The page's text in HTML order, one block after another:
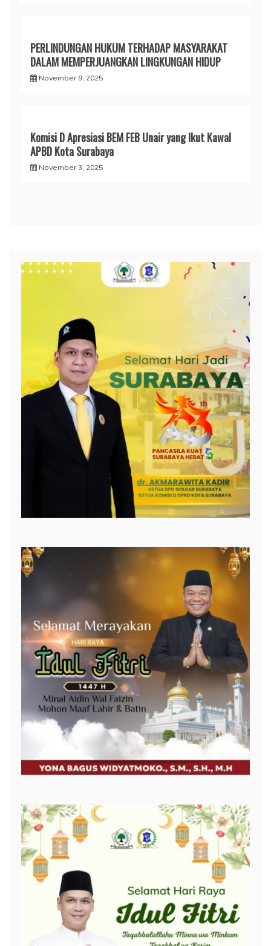
PERLINDUNGAN HUKUM TERHADAP MASYARAKAT
DALAM MEMPERJUANGKAN LINGKUNGAN HIDUP
November 9, 2025
Komisi D Apresiasi BEM FEB Unair yang Ikut Kawal
APBD Kota Surabaya
November 3, 2025